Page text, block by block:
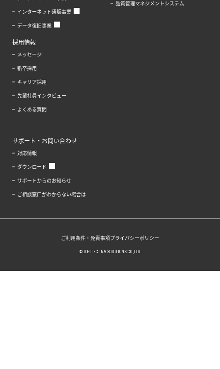
インターネット通販事業
データ復旧事業
品質管理マネジメントシステム
採用情報
メッセージ
新卒採用
キャリア採用
先輩社員インタビュー
よくある質問
サポート・お問い合わせ
対応情報
ダウンロード
サポートからのお知らせ
ご相談窓口がわからない場合は
ご利用条件・免責事項プライバシーポリシー
© LOGITEC INA SOLUTIONS CO.,LTD.